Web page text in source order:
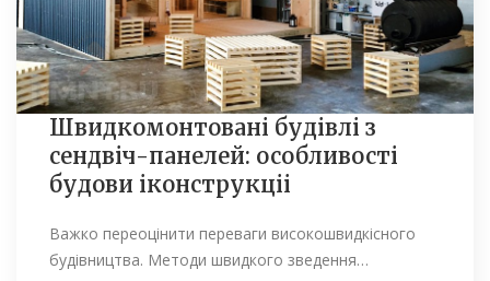
Швидкомонтовані будівлі з
сендвіч-панелей: особливості
будови іконструкціі
Важко переоцінити переваги високошвидкісного
будівництва. Методи швидкого зведення…